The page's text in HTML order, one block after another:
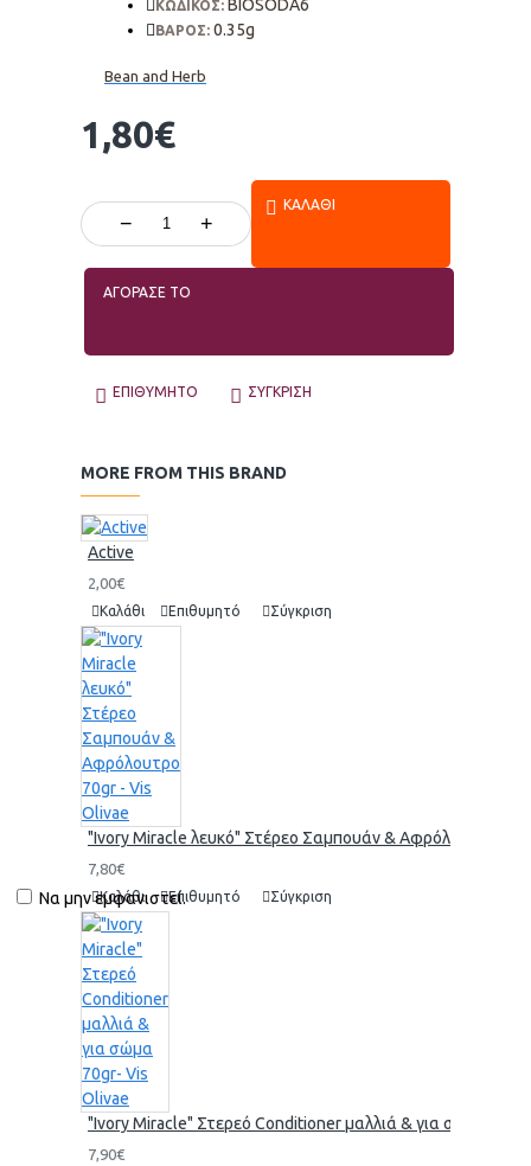
Να μην εμφανιστεί.
1,80€
ΚΩΔΙΚΟΣ: BIOSODA6
ΒΑΡΟΣ: 0.35g
Bean and Herb
− +
ΚΑΛΆΘΙ
ΑΓΟΡΑΣΕ ΤΟ
ΕΠΙΘΥΜΗΤΌ ΣΎΓΚΡΙΣΗ
MORE FROM THIS BRAND
Active
2,00€
Καλάθι Επιθυμητό Σύγκριση
"Ivory Miracle λευκό" Στέρεο Σαμπουάν & Αφρόλουτρο
7,80€
Καλάθι Επιθυμητό Σύγκριση
"Ivory Miracle" Στερεό Conditioner μαλλιά & για σώμα
7,90€